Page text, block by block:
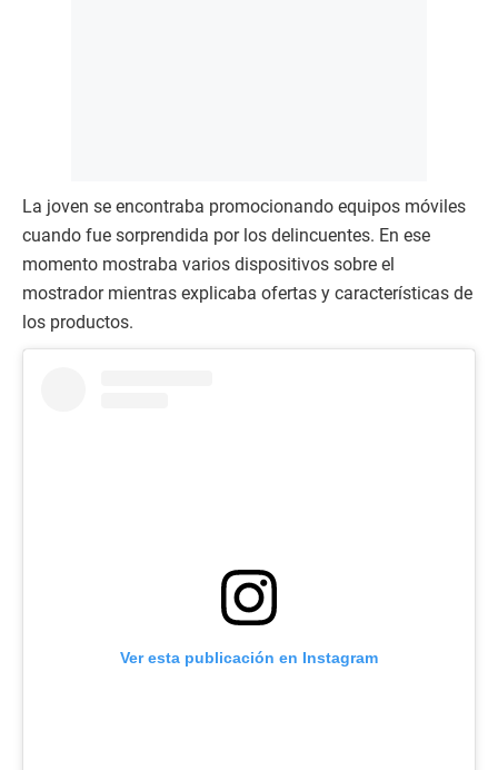
La joven se encontraba promocionando equipos móviles
cuando fue sorprendida por los delincuentes. En ese
momento mostraba varios dispositivos sobre el
mostrador mientras explicaba ofertas y características de
los productos.
Ver esta publicación en Instagram